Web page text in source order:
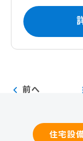
前へ
住宅設